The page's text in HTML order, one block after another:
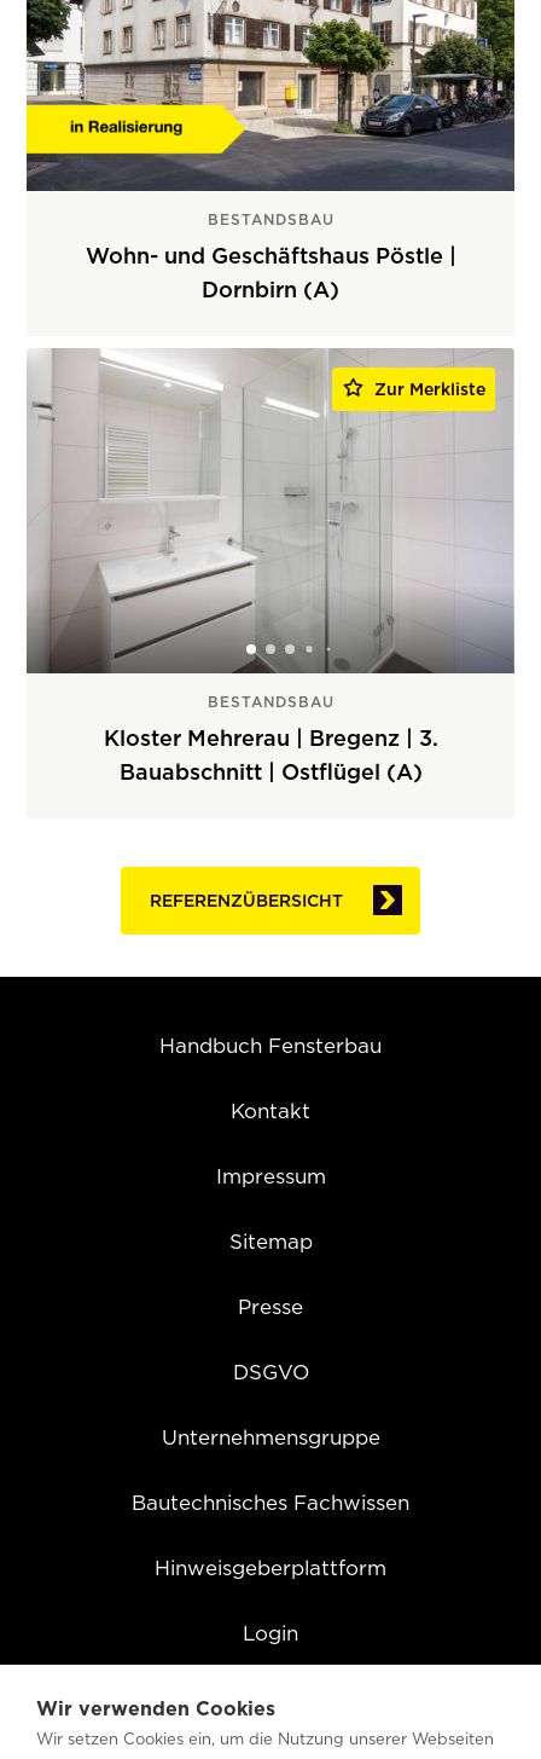
BESTANDSBAU
Wohn- und Geschäftshaus Pöstle |
Dornbirn (A)
BESTANDSBAU
Kloster Mehrerau | Bregenz | 3.
Bauabschnitt | Ostflügel (A)
Zur Merkliste
REFERENZÜBERSICHT
Handbuch Fensterbau
Kontakt
Impressum
Sitemap
Presse
DSGVO
Unternehmensgruppe
Bautechnisches Fachwissen
Hinweisgeberplattform
Login
Cookie Einstellungen
Wir verwenden Cookies
Wir setzen Cookies ein, um die Nutzung unserer Webseiten